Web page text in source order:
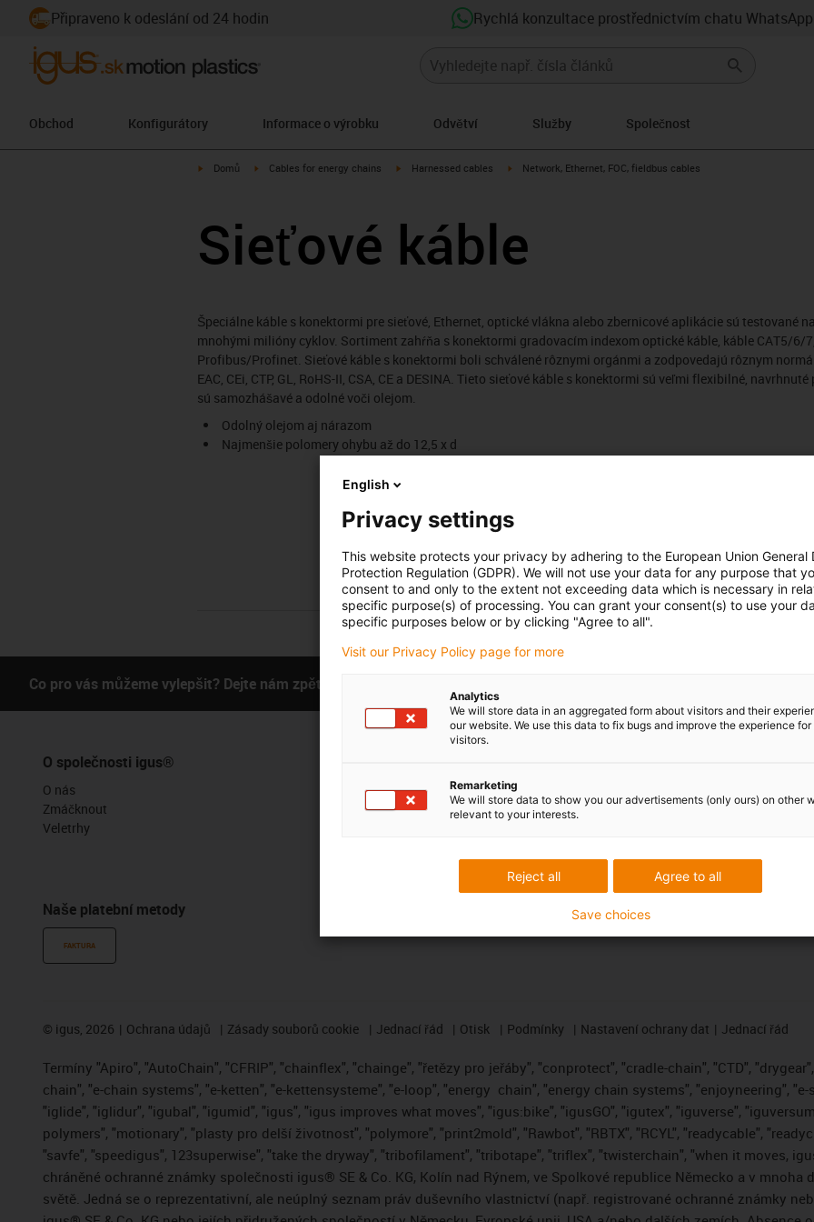
Připraveno k odeslání od 24 hodin Rychlá konzultace prostřednictvím chatu WhatsApp
Obchod Konfigurátory Informace o výrobku Odvětví Služby Společnost
igus-icon-arrow-right
Domů igus-icon-arrow-right
Cables for energy chains igus-icon-arrow-right
Harnessed cables igus-icon-arrow-right
Network, Ethernet, FOC, fieldbus cables
Sieťové káble
Špeciálne káble s konektormi pre sieťové, Ethernet, optické vlákna alebo zbernicové aplikácie sú testované
mnohými milióny cyklov. Sortiment zahŕňa s konektormi gradovacím indexom optické káble, káble CAT5/6/
Profibus/Profinet. Sieťové káble s konektormi boli schválené rôznymi orgánmi a zodpovedajú rôznym
EAC, CEi, CTP, GL, RoHS-II, CSA, CE a DESINA. Tieto sieťové káble s konektormi sú veľmi flexibilné,
sú samozhášavé a odolné voči olejom.
Odolný olejom aj nárazom
Najmenšie polomery ohybu až do 12,5 x d
Počet produktů:
Bohužel v současné době nejsou v této kategorii k dispozici
podporu nebo řešení na míru? LiveChat igus® Vám okamžitě
Co pro vás můžeme vylepšit? Dejte nám zpětnou vazbu.
O společnosti igus®
O nás
Zmáčknout
Veletrhy
Naše platební metody
FAKTURA
Funkce myigus
Online nástroje
newsletteru igus® zde.
© igus, 2026 Ochrana údajů Zásady souborů cookie Jednací řád Otisk Podmínky Nastavení ochrany dat Jednací řád
Termíny "Apiro", "AutoChain", "CFRIP", "chainflex", "chainge", "řetězy pro jeřáby", "conprotect", "cradle-chain", "CTD",
chain", "e-chain systems", "e-ketten", "e-kettensysteme", "e-loop", "energy chain", "energy chain systems", "enjoyneering",
"iglide", "iglidur", "igubal", "igumid", "igus", "igus improves what moves", "igus:bike", "igusGO", "igutex", "iguverse",
polymers", "motionary", "plasty pro delší životnost", "polymore", "print2mold", "Rawbot", "RBTX", "RCYL", "readycable",
"savfe", "speedigus", 123superwise", "take the dryway", "tribofilament", "tribotape", "triflex", "twisterchain", "when it moves,
chráněné ochranné známky společnosti igus® SE & Co. KG, Kolín nad Rýnem, ve Spolkové republice Německo a v
světě. Jedná se o reprezentativní, ale neúplný seznam práv duševního vlastnictví (např. registrované ochranné známky
English
Privacy settings
This website protects your privacy by adhering to the European Union General
Protection Regulation (GDPR). We will not use your data for any purpose that
consent to and only to the extent not exceeding data which is necessary in
specific purpose(s) of processing. You can grant your consent(s) to use your
specific purposes below or by clicking "Agree to all".
Visit our Privacy Policy page for more
Analytics
We will store data in an aggregated form about visitors and their
our website. We use this data to fix bugs and improve the experience for
visitors.
Remarketing
We will store data to show you our advertisements (only ours) on other
relevant to your interests.
Agree to all
Reject all
Save choices